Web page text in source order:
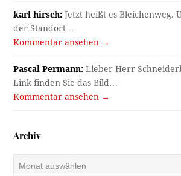
karl hirsch: Jetzt heißt es Bleichenweg.
der Standort…
Kommentar ansehen →
Pascal Permann: Lieber Herr
Link finden Sie das Bild…
Kommentar ansehen →
Archiv
Archiv